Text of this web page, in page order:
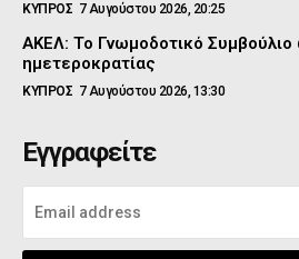
ΚΥΠΡΟΣ 7 Αυγούστου 2026, 20:25
ΑΚΕΛ: Το Γνωμοδοτικό Συμβούλιο
ημετεροκρατίας
ΚΥΠΡΟΣ 7 Αυγούστου 2026, 13:30
Εγγραφείτε